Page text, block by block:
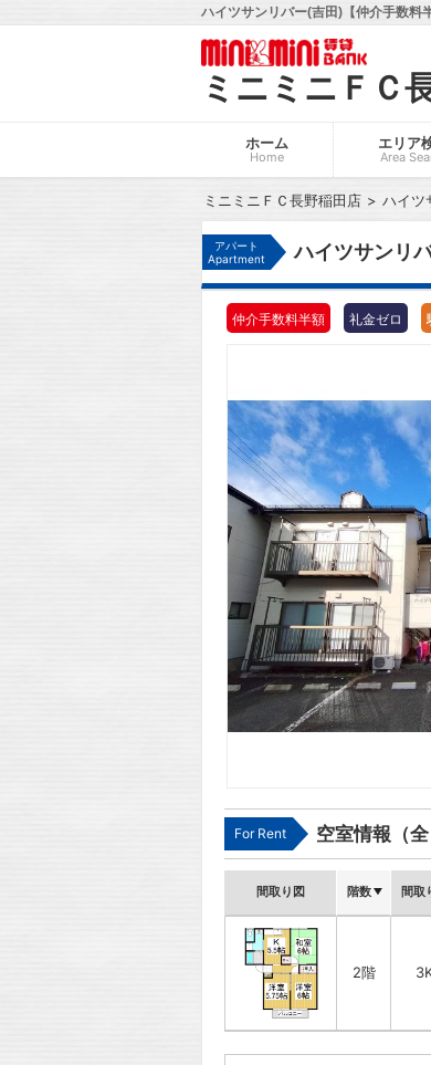
ハイツサンリバー(吉田)【仲介手数料
ミニミニＦＣ
ホーム
Home
エリア
Area
ミニミニＦＣ長野稲田店 ハイツ
アパート
Apartment
ハイツサンリ
仲介手数料半額 礼金ゼロ
For Rent 空室情報（全
間取り図 階数 間取
2階